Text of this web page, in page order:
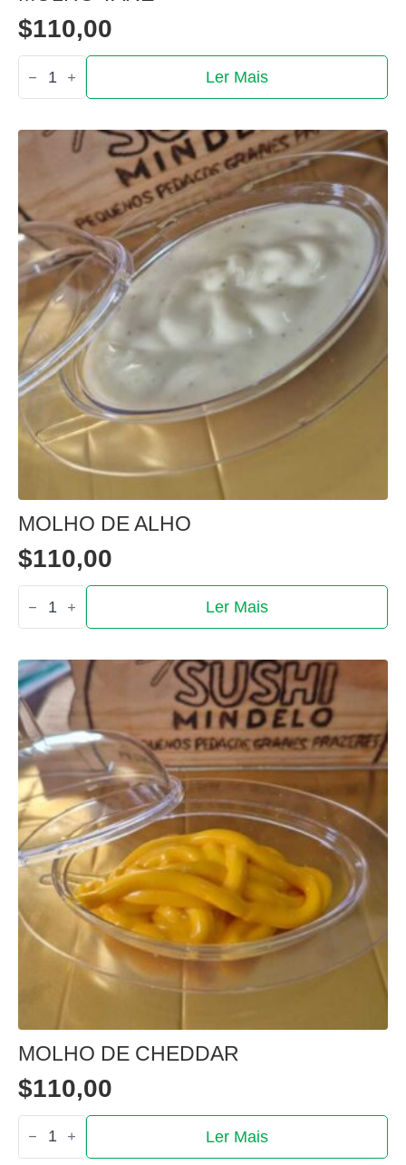
$110,00
Quantidade
de
Molho
Ler Mais
MOLHO DE ALHO
$110,00
Quantidade
de
Molho
alho
Ler Mais
MOLHO DE CHEDDAR
$110,00
Quantidade
de
Molho
Ler Mais